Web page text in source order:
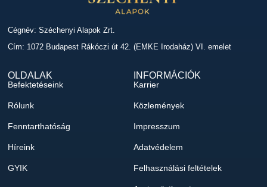
Cégnév: Széchenyi Alapok Zrt.
Cím: 1072 Budapest Rákóczi út 42. (EMKE Irodaház) VI. emelet
OLDALAK
Befektetéseink
Rólunk
Fenntarthatóság
Híreink
GYIK
INFORMÁCIÓK
Karrier
Közlemények
Impresszum
Adatvédelem
Felhasználási feltételek